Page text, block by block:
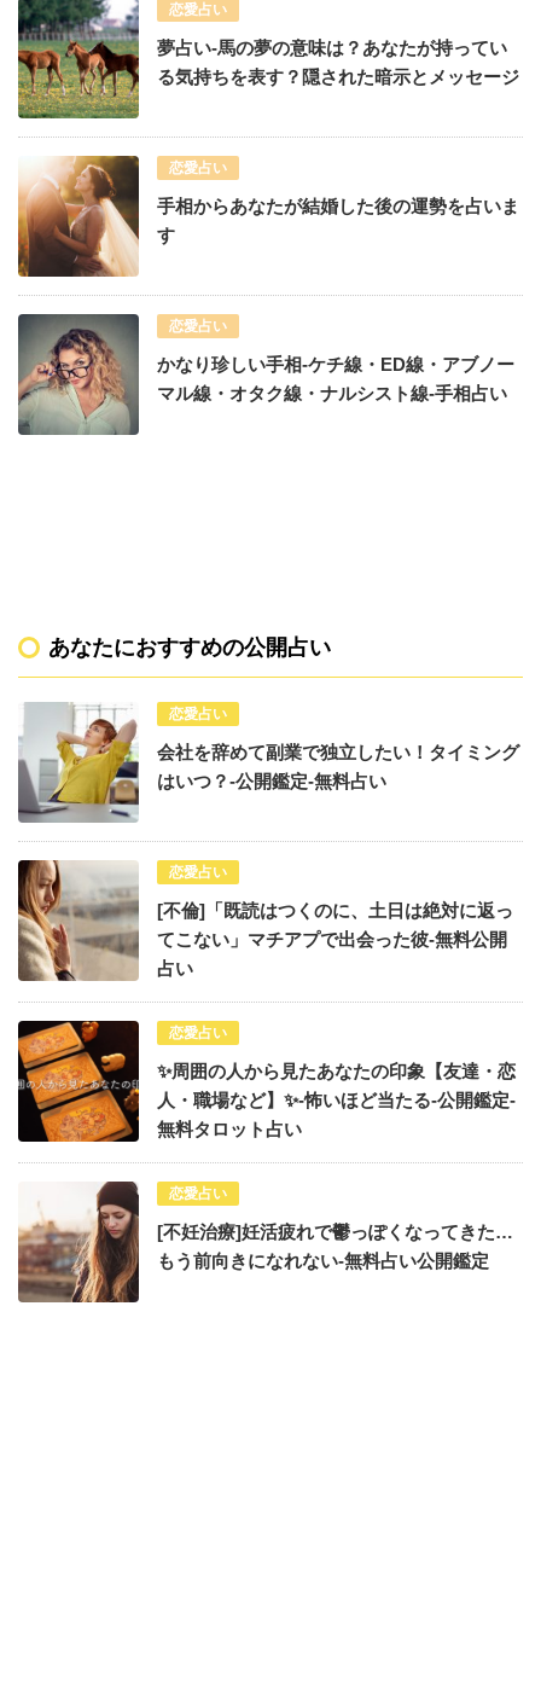
恋愛占い
夢占い-馬の夢の意味は？あなたが持ってい
る気持ちを表す？隠された暗示とメッセージ
恋愛占い
手相からあなたが結婚した後の運勢を占いま
す
恋愛占い
かなり珍しい手相-ケチ線・ED線・アブノー
マル線・オタク線・ナルシスト線-手相占い
あなたにおすすめの公開占い
恋愛占い
会社を辞めて副業で独立したい！タイミング
はいつ？-公開鑑定-無料占い
恋愛占い
[不倫]「既読はつくのに、土日は絶対に返っ
てこない」マチアプで出会った彼-無料公開
占い
恋愛占い
✨周囲の人から見たあなたの印象【友達・恋
人・職場など】✨-怖いほど当たる-公開鑑定-
無料タロット占い
恋愛占い
[不妊治療]妊活疲れで鬱っぽくなってきた…
もう前向きになれない-無料占い公開鑑定